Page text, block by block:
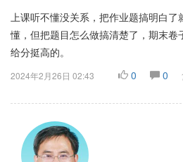
上课听不懂没关系，把作业题搞明白了
懂，但把题目怎么做搞清楚了，期末
给分挺高的。
2024年2月26日 02:43 0 0